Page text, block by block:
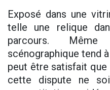
Exposé dans une
telle une relique
parcours.
scénographique tend
peut être satisfait que
cette dispute ne